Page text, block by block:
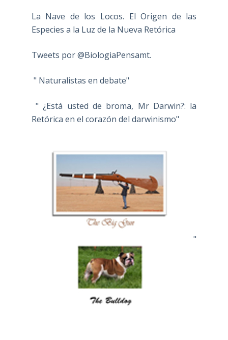
La Nave de los Locos. El Origen de las
Especies a la Luz de la Nueva Retórica
Tweets por @BiologiaPensamt.
" Naturalistas en debate"
" ¿Está usted de broma, Mr Darwin?: la
Retórica en el corazón del darwinismo"
"